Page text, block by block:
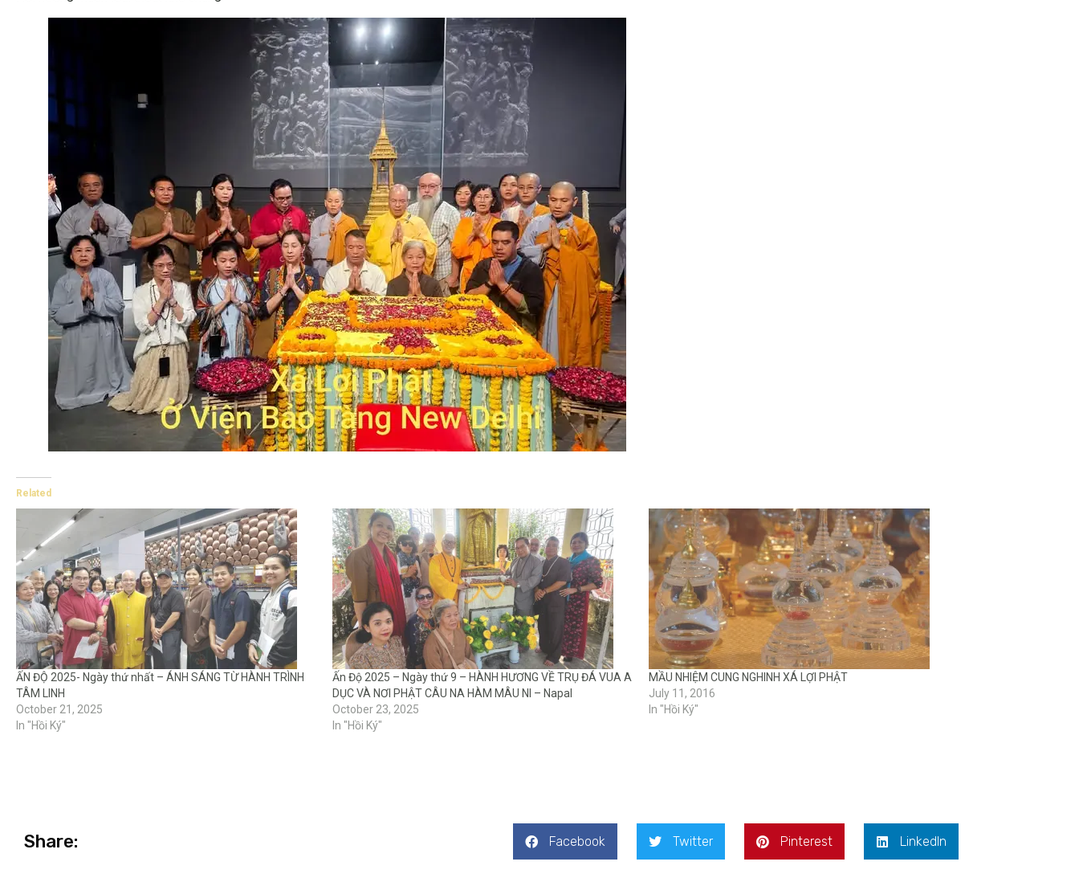
Related
ẤN ĐỘ 2025- Ngày thứ nhất – ÁNH SÁNG TỪ HÀNH TRÌNH
TÂM LINH
October 21, 2025
In "Hồi Ký"
Ấn Độ 2025 – Ngày thứ 9 – HÀNH HƯƠNG VỀ TRỤ ĐÁ VUA A
DỤC VÀ NƠI PHẬT CÂU NA HÀM MÂU NI – Napal
October 23, 2025
In "Hồi Ký"
MẦU NHIỆM CUNG NGHINH XÁ LỢI PHẬT
July 11, 2016
In "Hồi Ký"
Share: Facebook Twitter Pinterest LinkedIn